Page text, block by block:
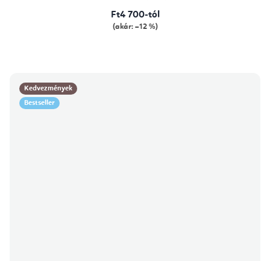
Ft4 700-tól
(akár: –12 %)
Kedvezmények
Bestseller